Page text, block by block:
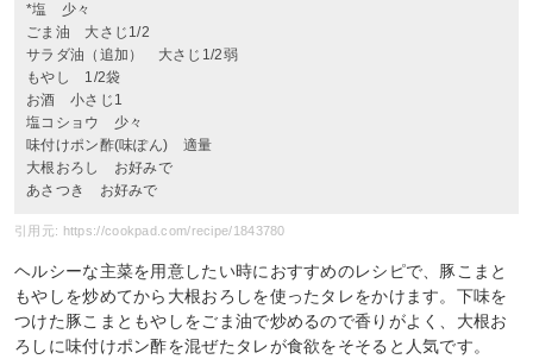
*塩 少々
ごま油 大さじ1/2
サラダ油（追加） 大さじ1/2弱
もやし 1/2袋
お酒 小さじ1
塩コショウ 少々
味付けポン酢(味ぽん) 適量
大根おろし お好みで
あさつき お好みで
引用元: https://cookpad.com/recipe/1843780
ヘルシーな主菜を用意したい時におすすめのレシピで、豚こまと
もやしを炒めてから大根おろしを使ったタレをかけます。下味を
つけた豚こまともやしをごま油で炒めるので香りがよく、大根お
ろしに味付けポン酢を混ぜたタレが食欲をそそると人気です。